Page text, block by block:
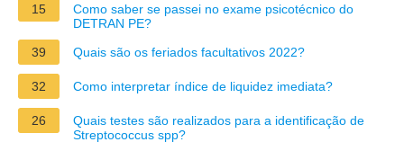
15
Como saber se passei no exame psicotécnico do
DETRAN PE?
39
Quais são os feriados facultativos 2022?
32 Como interpretar índice de liquidez imediata?
26
Quais testes são realizados para a identificação de
Streptococcus spp?